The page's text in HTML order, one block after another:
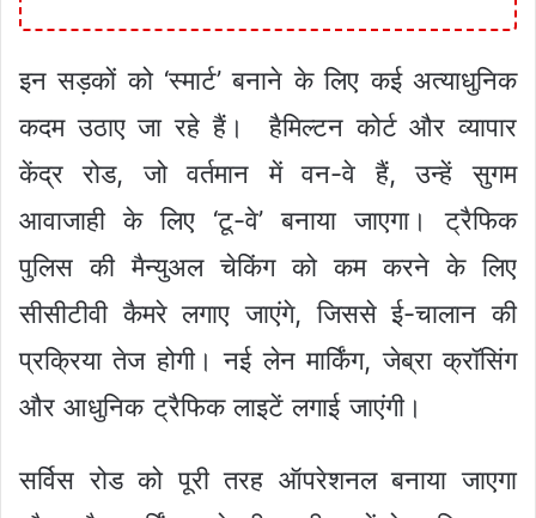
इन सड़कों को ‘स्मार्ट’ बनाने के लिए कई अत्याधुनिक
कदम उठाए जा रहे हैं। हैमिल्टन कोर्ट और व्यापार
केंद्र रोड, जो वर्तमान में वन-वे हैं, उन्हें सुगम
आवाजाही के लिए ‘टू-वे’ बनाया जाएगा। ट्रैफिक
पुलिस की मैन्युअल चेकिंग को कम करने के लिए
सीसीटीवी कैमरे लगाए जाएंगे, जिससे ई-चालान की
प्रक्रिया तेज होगी। नई लेन मार्किंग, जेब्रा क्रॉसिंग
और आधुनिक ट्रैफिक लाइटें लगाई जाएंगी।
सर्विस रोड को पूरी तरह ऑपरेशनल बनाया जाएगा